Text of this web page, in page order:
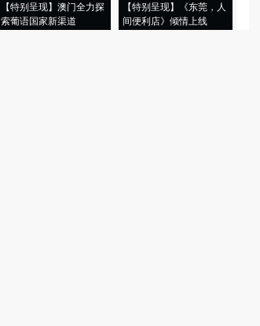
【特别呈现】澳门全力探
索葡语国家新渠道
【特别呈现】《东莞，人
间便利店》倾情上线